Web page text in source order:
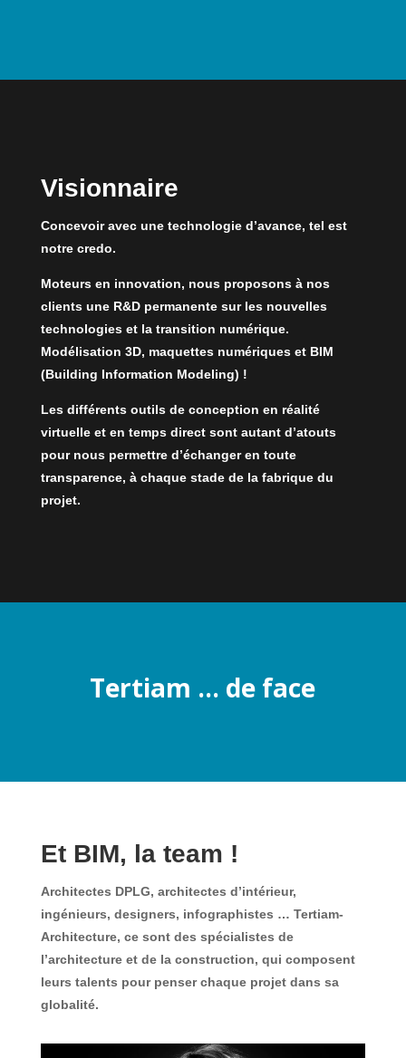
Visionnaire
Concevoir avec une technologie d’avance, tel est
notre credo.
Moteurs en innovation, nous proposons à nos
clients une R&D permanente sur les nouvelles
technologies et la transition numérique.
Modélisation 3D, maquettes numériques et BIM
(Building Information Modeling) !
Les différents outils de conception en réalité
virtuelle et en temps direct sont autant d’atouts
pour nous permettre d’échanger en toute
transparence, à chaque stade de la fabrique du
projet.
Tertiam … de face
Et BIM, la team !
Architectes DPLG, architectes d’intérieur,
ingénieurs, designers, infographistes … Tertiam-
Architecture, ce sont des spécialistes de
l’architecture et de la construction, qui composent
leurs talents pour penser chaque projet dans sa
globalité.